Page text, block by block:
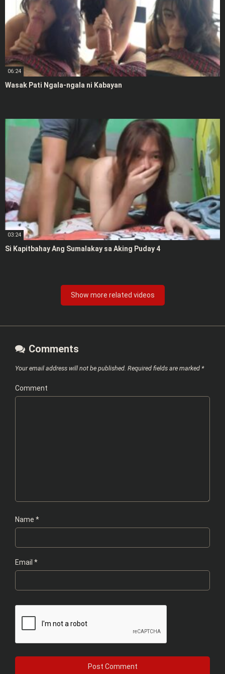
06:24
Wasak Pati Ngala-ngala ni Kabayan
03:24
Si Kapitbahay Ang Sumalakay sa Aking Puday 4
Show more related videos
Comments
Your email address will not be published. Required fields are marked *
Comment
Name *
Email *